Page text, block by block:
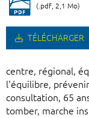
(.pdf, 2,1 Mo)
TÉLÉCHARGER
centre, régional,
l'équilibre,
consultation, 65
tomber, marche